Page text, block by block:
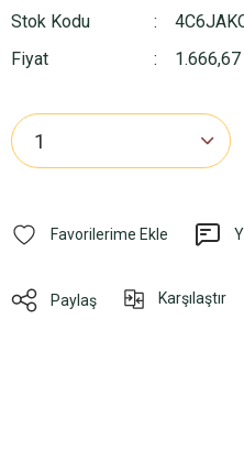
Stok Kodu
Fiyat
Paylaş Karşılaştır